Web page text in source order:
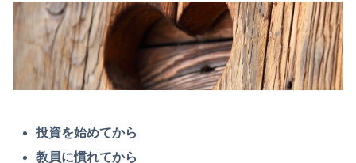
投資を始めてから
教員に慣れてから